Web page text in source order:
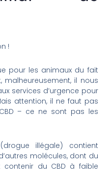
!
pour les animaux du fait
malheureusement, il nous
services d’urgence pour
attention, il ne faut pas
– ce ne sont pas les
illégale) contient
molécules, dont du
du CBD à faible